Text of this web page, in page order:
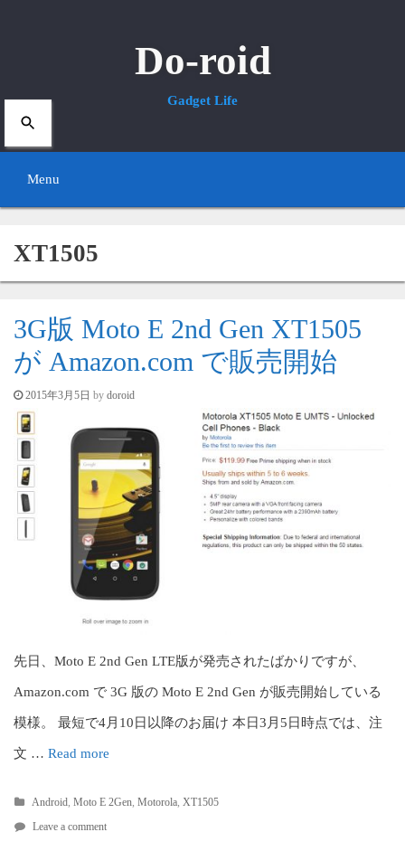
Do-roid
Gadget Life
Menu
i
XT1505
3G版 Moto E 2nd Gen XT1505
が Amazon.com で販売開始
2015年3月5日 by doroid
先日、Moto E 2nd Gen LTE版が発売されたばかりですが、
Amazon.com で 3G 版の Moto E 2nd Gen が販売開始している
模様。 最短で4月10日以降のお届け 本日3月5日時点では、注
文 … Read more
Android Moto E 2Gen Motorola XT1505
Leave a comment